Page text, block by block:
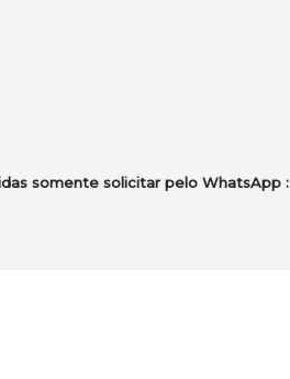
somente solicitar pelo WhatsApp :